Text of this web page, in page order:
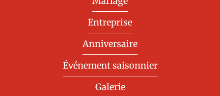
Entreprise
Anniversaire
Événement saisonnier
Galerie